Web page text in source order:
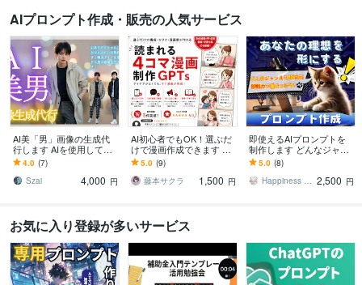
AIプロンプト作成・販売の人気サービス
AI美「男」画像の生成代
行します AIを使用して、
韓流アイドル風、ジャニ
ーズ風男性の画像生成！
4.0 (7)
Szai
4,000 円
AI初心者でもOK！選ぶだ
けで漫画作成できます 読
まれる4コマ漫画GPTsを
お渡します。サポート付
き！
5.0 (9)
藤本サクラ
1,500 円
即使えるAIプロンプトを
制作します どんなジャン
ルでもAIに伝わるプロン
プト/差がつく高設計
5.0 (8)
Happiness STAR 2,500 円
お気に入り登録が多いサービス